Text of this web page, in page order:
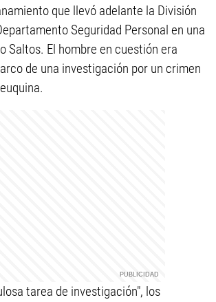
que llevó adelante la División
Seguridad Personal en una
Saltos. El hombre en cuestión era
de una investigación por un crimen
tarea de investigación", los